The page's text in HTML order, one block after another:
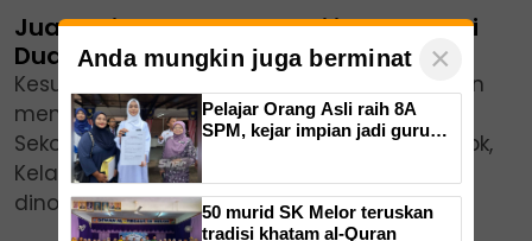
Juara Cikguku Sayang milik SK Sungai
Dua
Kesungguhan menyiapkan video yang dibikin
mengenai guru kesayangan oleh kru dari
Sekolah Kebangsaan (SK) Sungai Dua, Bachok,
Kelantan membuahkan hasil apabila
dinobatkan sebagai juara Pertandingan...
Anda mungkin juga berminat ×
Pelajar Orang Asli raih 8A
SPM, kejar impian jadi guru
50 murid SK Melor teruskan
tradisi khatam al-Quran